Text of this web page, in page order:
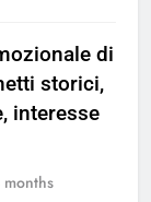
di
storici,
interesse
months